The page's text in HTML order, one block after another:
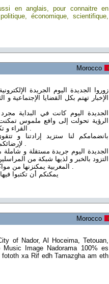
en anglais, pour connaitre en
économique, scientifique,
Morocco
زوروا الجديدة اليوم الجريدة
الإخبار تهتم بكل القضايا الإجتماعية و
الجديدة اليوم كانت في البداية
الرؤية تحولت إلى وافع ملموس
القراء و تكون قاعدة يومية قارة من الزوار .
بانضمامكم لنا ستزيد إرادتنا و
لإرضائكم و الإستجابة لإنتظاراتكم اليومية .
الجديدة اليوم جريدة مستقلة و
التزود بالخبر و لذيها شبكة من
المغربية يمكنزنها من مواكبة التحولات و التطورات اليومية .
يمكنكم أن تكتبوا
Morocco
of Nador, Al Hoceima, Tetouan,
Music Image Nadorama 100% es
xa Rif edh Tamazgha am eth